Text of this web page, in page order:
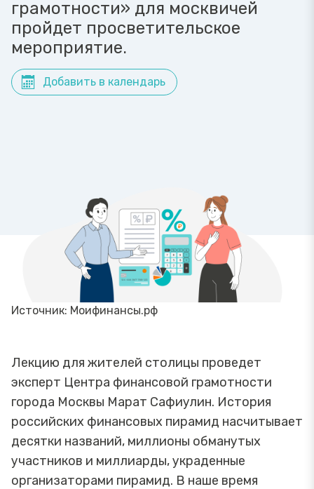
грамотности» для москвичей
пройдет просветительское
мероприятие.
Добавить в календарь
Источник: Моифинансы.рф
Лекцию для жителей столицы проведет
эксперт Центра финансовой грамотности
города Москвы Марат Сафиулин. История
российских финансовых пирамид насчитывает
десятки названий, миллионы обманутых
участников и миллиарды, украденные
организаторами пирамид. В наше время